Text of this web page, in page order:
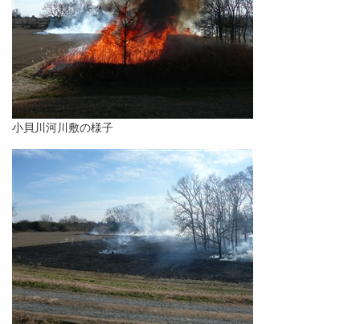
小貝川河川敷の様子